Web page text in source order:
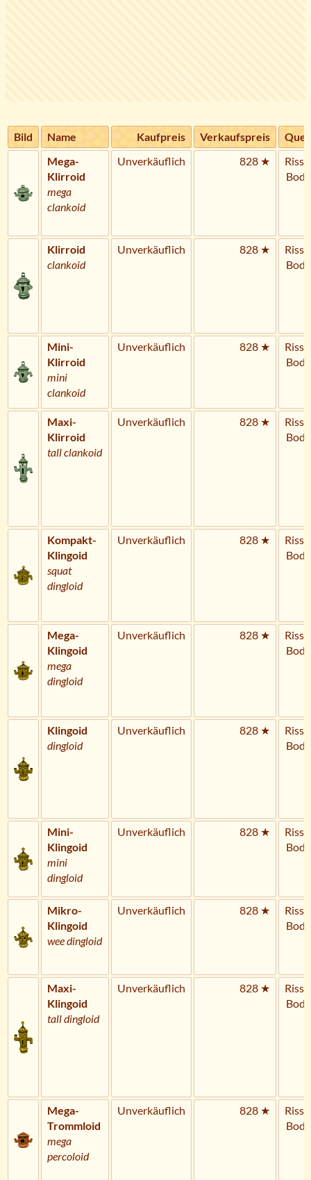
Bild Name Kaufpreis Verkaufspreis
Mega-
Klirroid
mega
clankoid
Unverkäuflich 828 ★
Riss
Klirroid
clankoid
Unverkäuflich 828 ★
Riss
Mini-
Klirroid
mini
clankoid
Unverkäuflich 828 ★
Riss
Maxi-
Klirroid
tall clankoid
Unverkäuflich 828 ★
Riss
Kompakt-
Klingoid
squat
dingloid
Unverkäuflich 828 ★
Riss
Mega-
Klingoid
mega
dingloid
Unverkäuflich 828 ★
Riss
Klingoid
dingloid
Unverkäuflich 828 ★
Riss
Mini-
Klingoid
mini
dingloid
Unverkäuflich 828 ★
Riss
Mikro-
Klingoid
wee dingloid
Unverkäuflich 828 ★
Riss
Maxi-
Klingoid
tall dingloid
Unverkäuflich 828 ★
Riss
Mega-
Trommloid
mega
percoloid
Unverkäuflich 828 ★
Riss